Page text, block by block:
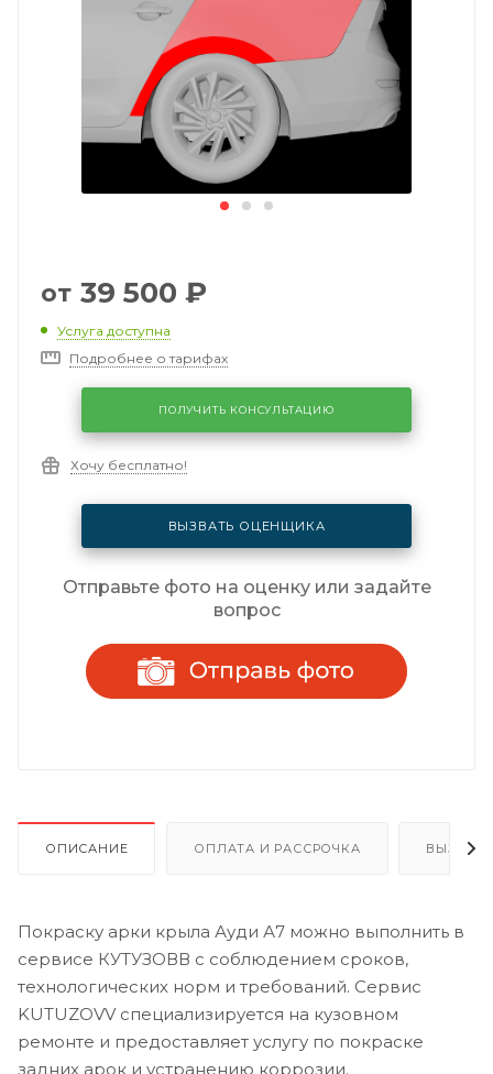
от 39 500 ₽
Услуга доступна
Подробнее о тарифах
ПОЛУЧИТЬ КОНСУЛЬТАЦИЮ
Хочу бесплатно!
ВЫЗВАТЬ ОЦЕНЩИКА
Отправьте фото на оценку или задайте
вопрос
ОПИСАНИЕ ОПЛАТА И РАССРОЧКА ВЫЗОВ
Покраску арки крыла Ауди А7 можно выполнить в
сервисе КУТУЗОВВ с соблюдением сроков,
технологических норм и требований. Сервис
KUTUZOVV специализируется на кузовном
ремонте и предоставляет услугу по покраске
задних арок и устранению коррозии.